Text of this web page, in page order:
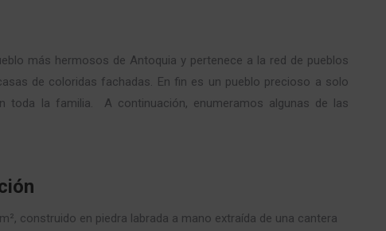
más hermosos de Antoquia y pertenece a la red de pueblos
de coloridas fachadas. En fin es un pueblo precioso a solo
toda la familia. A continuación, enumeramos algunas de las
construido en piedra labrada a mano extraída de una cantera